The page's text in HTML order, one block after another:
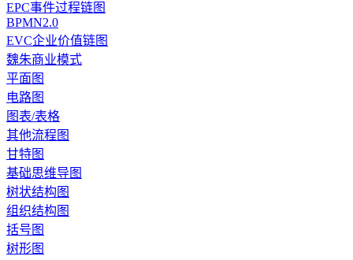
EPC事件过程链图
BPMN2.0
EVC企业价值链图
魏朱商业模式
平面图
电路图
图表/表格
其他流程图
甘特图
基础思维导图
树状结构图
组织结构图
括号图
树形图